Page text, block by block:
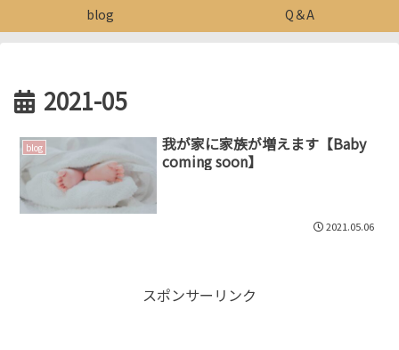
blog
Q＆A
2021-05
blog
我が家に家族が増えます【Baby
coming soon】
2021.05.06
スポンサーリンク